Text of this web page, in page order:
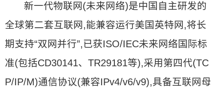
新一代物联网(未来网络)是中国自主研发的
全球第二套互联网,能兼容运行美国英特网,将长
期支持“双网并行”,已获ISO/IEC未来网络国际标
准(包括CD30141、TR29181等),采用第四代(TC
P/IP/M)通信协议(兼容IPv4/v6/v9),具备互联网母